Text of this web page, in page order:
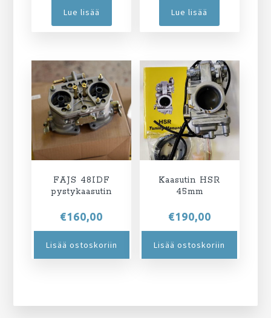
Lue lisää Lue lisää
FAJS 48IDF
pystykaasutin
€160,00
Lisää ostoskoriin
Kaasutin HSR
45mm
€190,00
Lisää ostoskoriin